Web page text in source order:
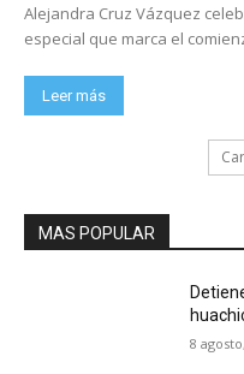
Alejandra Cruz Vázquez
especial que marca el
Leer más
MAS POPULAR
8